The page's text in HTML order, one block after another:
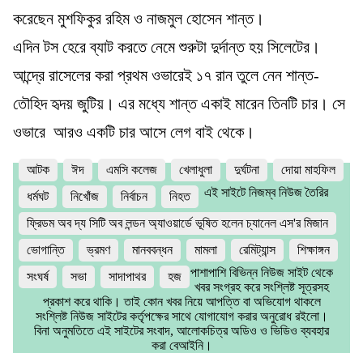
করেছেন মুশফিকুর রহিম ও নাজমুল হোসেন শান্ত।
এদিন টস হেরে ব্যাট করতে নেমে শুরুটা দুর্দান্ত হয় সিলেটের।
আন্দ্রে রাসেলের করা প্রথম ওভারেই ১৭ রান তুলে নেন শান্ত-
তৌহিদ হৃদয় জুটিয়। এর মধ্যে শান্ত একাই মারেন তিনটি চার। সে
ওভারে আরও একটি চার আসে লেগ বাই থেকে।
আটক ঈদ এমসি কলেজ খেলাধুলা দুর্ঘটনা
দোয়া মাহফিল
ধর্মঘট
নিখোঁজ নির্বাচন
নিহত
ফ্রিডম অব দ্য সিটি অব লন্ডন অ্যাওয়ার্ডে ভূষিত হলেন চ্যানেল এস'র মিজান
ভোগান্তি
ভ্রমণ মানববন্ধন মামলা রেমিট্যান্স
শিক্ষাঙ্গন
সংঘর্ষ
সভা সাদাপাথর হজ
এই সাইটে নিজম্ব নিউজ তৈরির
পাশাপাশি বিভিন্ন নিউজ সাইট থেকে
খবর সংগ্রহ করে সংশ্লিষ্ট সূত্রসহ
প্রকাশ করে থাকি। তাই কোন খবর নিয়ে আপত্তি বা অভিযোগ থাকলে
সংশ্লিষ্ট নিউজ সাইটের কর্তৃপক্ষের সাথে যোগাযোগ করার অনুরোধ রইলো।
বিনা অনুমতিতে এই সাইটের সংবাদ, আলোকচিত্র অডিও ও ভিডিও ব্যবহার
করা বেআইনি।